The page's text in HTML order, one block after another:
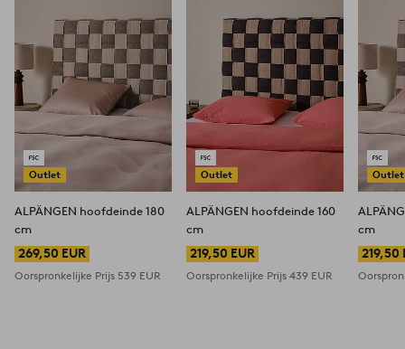
Outlet
ALPÄNGEN hoofdeinde 180
cm
269,50 EUR
Oorspronkelijke Prijs 539 EUR
Outlet
ALPÄNGEN hoofdeinde 160
cm
219,50 EUR
Oorspronkelijke Prijs439 EUR
Outlet
cm
219,50